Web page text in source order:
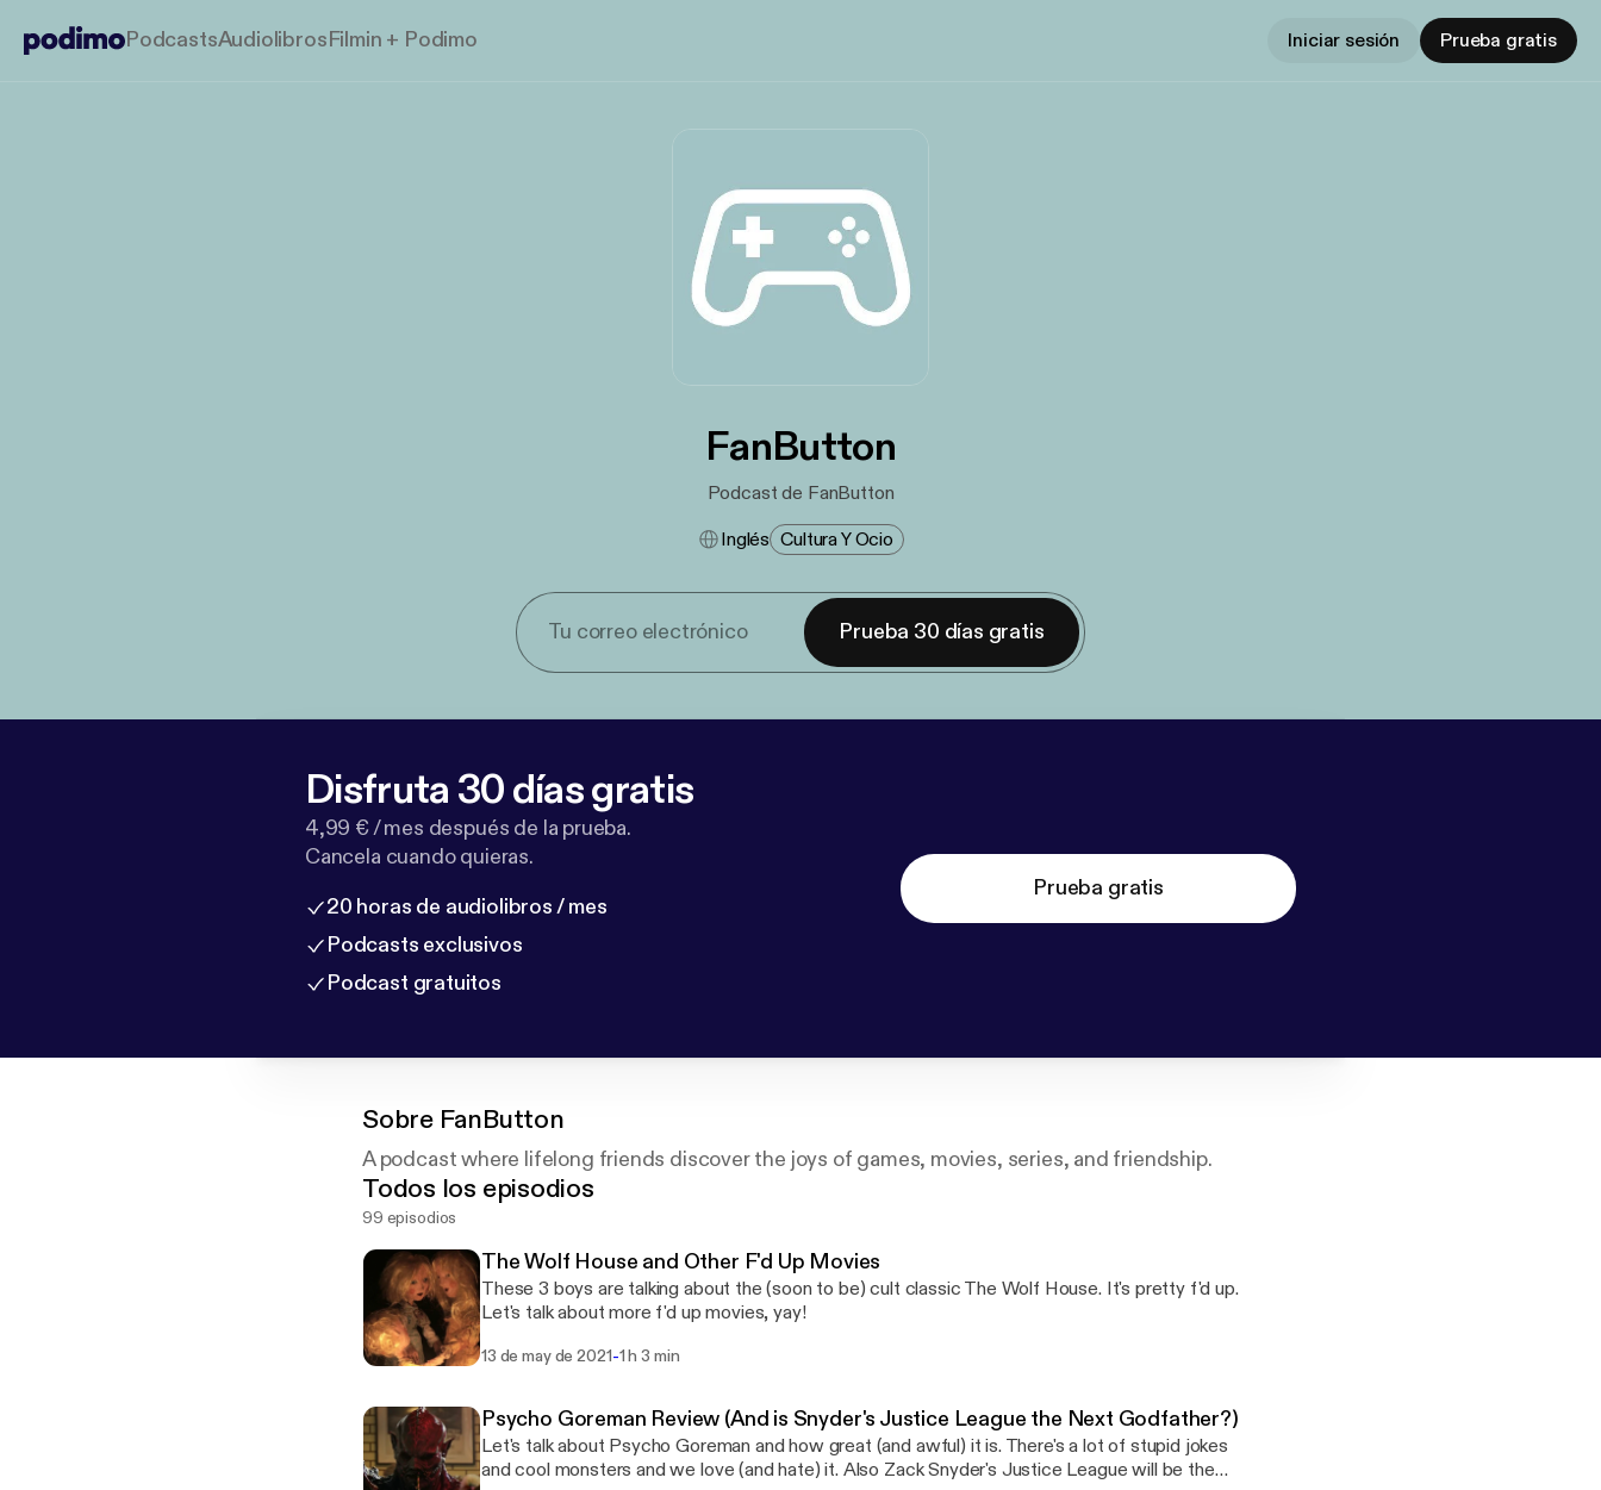
PodcastsAudiolibrosFilmin + Podimo Iniciar sesión Prueba gratis
FanButton
Podcast de FanButton
Inglés Cultura Y Ocio
Prueba 30 días gratis
Disfruta 30 días gratis
4,99 € / mes después de la prueba.
Cancela cuando quieras.
20 horas de audiolibros / mes
Podcasts exclusivos
Podcast gratuitos
Prueba gratis
Sobre FanButton
A podcast where lifelong friends discover the joys of games, movies, series, and friendship.
Todos los episodios
99 episodios
The Wolf House and Other F'd Up Movies
These 3 boys are talking about the (soon to be) cult classic The Wolf House. It's pretty f'd up.
Let's talk about more f'd up movies, yay!
13 de may de 2021-1 h 3 min
Psycho Goreman Review (And is Snyder's Justice League the Next Godfather?)
Let's talk about Psycho Goreman and how great (and awful) it is. There's a lot of stupid jokes
and cool monsters and we love (and hate) it. Also Zack Snyder's Justice League will be the